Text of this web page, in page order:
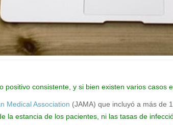
positivo consistente, y si bien existen varios
Medical Association (JAMA) que incluyó a más de
la estancia de los pacientes, ni las tasas de